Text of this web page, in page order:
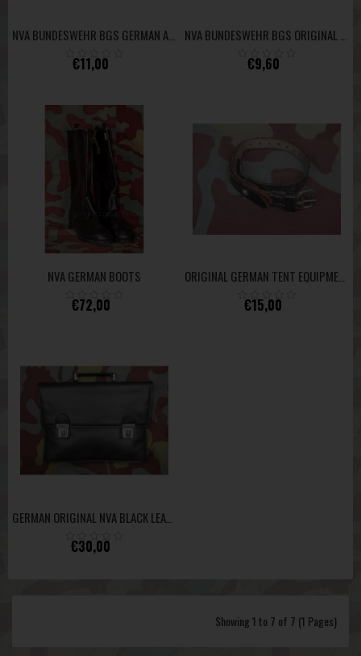
€11,00 €9,60
NVA GERMAN BOOTS
€72,00 €15,00
GERMAN ORIGINAL NVA BLACK LEATHER DOCUMENTS BAG CASE - USED
€30,00
Showing 1 to 7 of 7 (1 Pages)